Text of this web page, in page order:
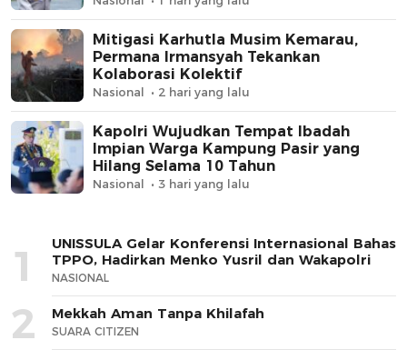
Mitigasi Karhutla Musim Kemarau,
Permana Irmansyah Tekankan
Kolaborasi Kolektif
Nasional 2 hari yang lalu
Kapolri Wujudkan Tempat Ibadah
Impian Warga Kampung Pasir yang
Hilang Selama 10 Tahun
Nasional 3 hari yang lalu
1
UNISSULA Gelar Konferensi Internasional Bahas
TPPO, Hadirkan Menko Yusril dan Wakapolri
NASIONAL
2 Mekkah Aman Tanpa Khilafah
SUARA CITIZEN